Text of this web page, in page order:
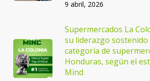
9 abril, 2026
Supermercados La
su liderazgo sostenido
categoría de
Honduras, según el
Mind